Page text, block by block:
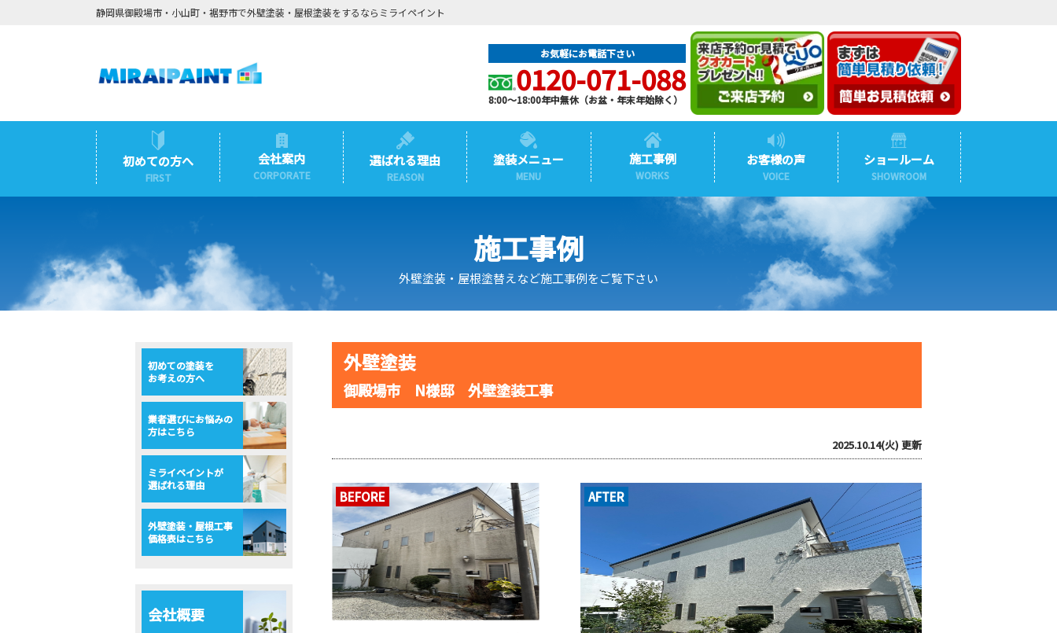
静岡県御殿場市・小山町・裾野市で外壁塗装・屋根塗装をするならミライペイント
お気軽にお電話下さい
0120-071-088
8:00～18:00年中無休（お盆・年末年始除く）
初めての方へ
FIRST
会社案内
CORPORATE
選ばれる理由
REASON
塗装メニュー
MENU
施工事例
WORKS
お客様の声
VOICE
ショールーム
SHOWROOM
施工事例
外壁塗装・屋根塗替えなど施工事例をご覧下さい
初めての塗装を
お考えの方へ
業者選びにお悩みの
方はこちら
ミライペイントが
選ばれる理由
外壁塗装・屋根工事
価格表はこちら
会社概要
外壁塗装
御殿場市 N様邸 外壁塗装工事
2025.10.14(火) 更新
AFTER
BEFORE